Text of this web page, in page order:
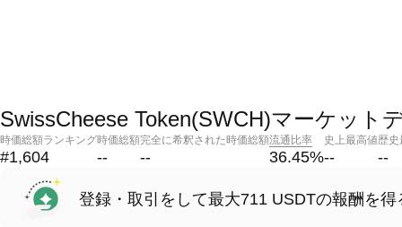
SwissCheese Token(SWCH)マーケット
時価総額ランキング
#1,604
時価総額
--
完全に希釈された時価総額
--
流通比率
36.45%
史上最高値
--
歴史
--
登録・取引をして最大711 USDTの報酬を得